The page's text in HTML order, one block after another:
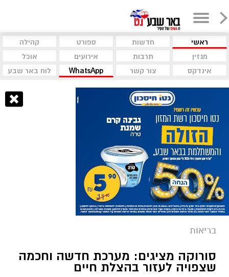
ראשי חדשות ספורט
קהילה
מגזין
תרבות אירועים
אוכל
אינדקס
צור קשר WhatsApp לוח באר שבע
בריאות
סורוקה מציגים: מערכת חדשה וחכמה
שצפויה לעזור בהצלת חיים